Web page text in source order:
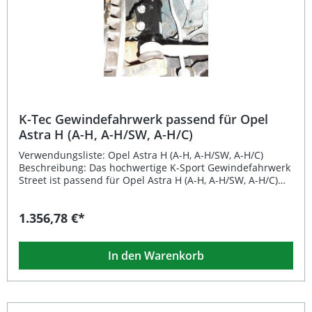
Fahrerinnen und Fahrer, die Wert auf Qualität,
Straßenperformance und ein perfektes Fahrgefühl legen.
Höhenverstellbares Gewindefahrwerk mit sportlicher
an der Hinterachse Inklusive Aluminium Domlager vorne
Inklusive Montagematerial und Einstellwerkzeug
Einstellung Alle nötigen Befestigungsteile TÜV-
Teilegutachten Ausführliche Einbauanleitung
K-Tec Gewindefahrwerk passend für Opel
Astra H (A-H, A-H/SW, A-H/C)
Verwendungsliste: Opel Astra H (A-H, A-H/SW, A-H/C)
Beschreibung: Das hochwertige K-Sport Gewindefahrwerk
Street ist passend für Opel Astra H (A-H, A-H/SW, A-H/C)
Komfort verbinden möchten. Dank der präzisen
individuell anpassen, wodurch eine perfekte Abstimmung
von Fahrwerk und Straßenlage erzielt wird. Die
einstellbare Dämpfung ermöglicht es Ihnen, das
Fahrverhalten sowohl sportlich-straff als auch komfortabel
und TÜV-geprüft, was höchste Sicherheit und
1.356,78 €*
In den Warenkorb